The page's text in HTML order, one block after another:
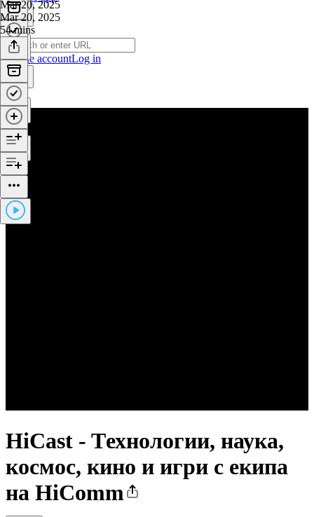
Create accountLog in
HiCast - Tехнологии, наука,
космос, кино и игри с екипа
на HiComm
Mar 20, 2025
Mar 20, 2025
54 mins